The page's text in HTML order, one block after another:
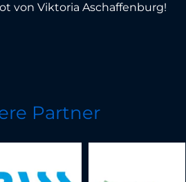
von Viktoria Aschaffenburg!
Partner